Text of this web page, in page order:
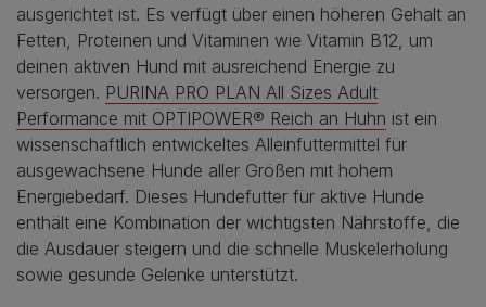
ausgerichtet ist. Es verfügt über einen höheren Gehalt an
Fetten, Proteinen und Vitaminen wie Vitamin B12, um
deinen aktiven Hund mit ausreichend Energie zu
versorgen. PURINA PRO PLAN All Sizes Adult
Performance mit OPTIPOWER® Reich an Huhn ist ein
wissenschaftlich entwickeltes Alleinfuttermittel für
ausgewachsene Hunde aller Größen mit hohem
Energiebedarf. Dieses Hundefutter für aktive Hunde
enthält eine Kombination der wichtigsten Nährstoffe, die
die Ausdauer steigern und die schnelle Muskelerholung
sowie gesunde Gelenke unterstützt.